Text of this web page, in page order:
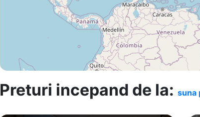
Preturi incepand de la: suna